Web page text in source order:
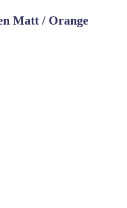
Matt / Orange